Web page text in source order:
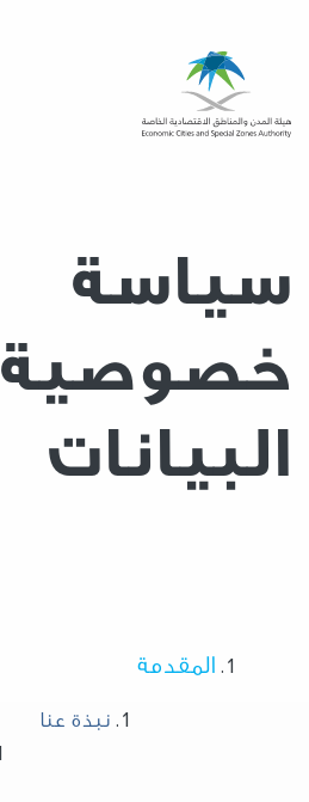
سياسة
خصوصية
البيانات
المقدمة
نبذة عنا